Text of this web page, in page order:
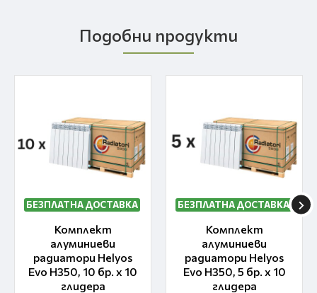
Подобни продукти
БЕЗПЛАТНА ДОСТАВКА
Комплект
алуминиеви
радиатори Helyos
Evo H350, 10 бр. x 10
глидера
БЕЗПЛАТНА ДОСТАВКА
Комплект
алуминиеви
радиатори Helyos
Evo H350, 5 бр. x 10
глидера